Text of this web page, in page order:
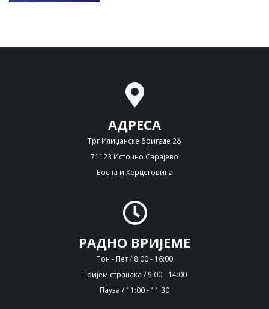
АДРЕСА
Трг Илиџанске бригаде 2б
71123 Источно Сарајево
Босна и Херцеговина
РАДНО ВРИЈЕМЕ
Пон - Пет / 8:00 - 16:00
Пријем странака / 9:00 - 14:00
Пауза / 11:00 - 11:30